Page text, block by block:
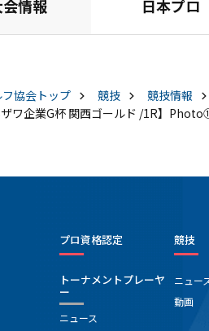
会情報 日本プロ
協会トップ 競技 競技情報
ザワ企業G杯 関西ゴールド /1R】
プロ資格認定
トーナメントプレーヤ
ー
ニュース
競技
ニュー
動画